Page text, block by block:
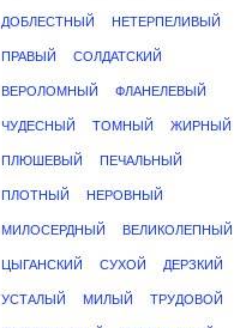
ДОБЛЕСТНЫЙ НЕТЕРПЕЛИВЫЙ
ПРАВЫЙ СОЛДАТСКИЙ
ВЕРОЛОМНЫЙ ФЛАНЕЛЕВЫЙ
ЧУДЕСНЫЙ ТОМНЫЙ ЖИРНЫЙ
ПЛЮШЕВЫЙ ПЕЧАЛЬНЫЙ
ПЛОТНЫЙ НЕРОВНЫЙ
МИЛОСЕРДНЫЙ ВЕЛИКОЛЕПНЫЙ
ЦЫГАНСКИЙ СУХОЙ ДЕРЗКИЙ
УСТАЛЫЙ МИЛЫЙ ТРУДОВОЙ